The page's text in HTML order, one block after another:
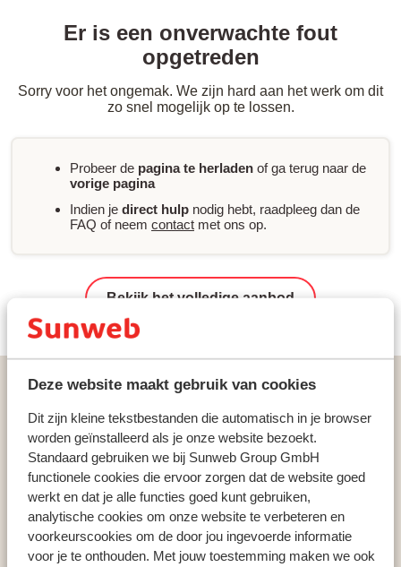
Deze website maakt gebruik van cookies
Dit zijn kleine tekstbestanden die automatisch in je browser
worden geïnstalleerd als je onze website bezoekt.
Standaard gebruiken we bij Sunweb Group GmbH
functionele cookies die ervoor zorgen dat de website goed
werkt en dat je alle functies goed kunt gebruiken,
analytische cookies om onze website te verbeteren en
voorkeurscookies om de door jou ingevoerde informatie
voor je te onthouden. Met jouw toestemming maken we ook
Er is een onverwachte fout
opgetreden
Sorry voor het ongemak. We zijn hard aan het werk om dit
zo snel mogelijk op te lossen.
Probeer de pagina te herladen of ga terug naar de
vorige pagina
Indien je direct hulp nodig hebt, raadpleeg dan de
FAQ of neem contact met ons op.
Bekijk het volledige aanbod
Vakanties Zonvakanties Griekenland
Zakynthos
Populaire landen
Spanje
Griekenland